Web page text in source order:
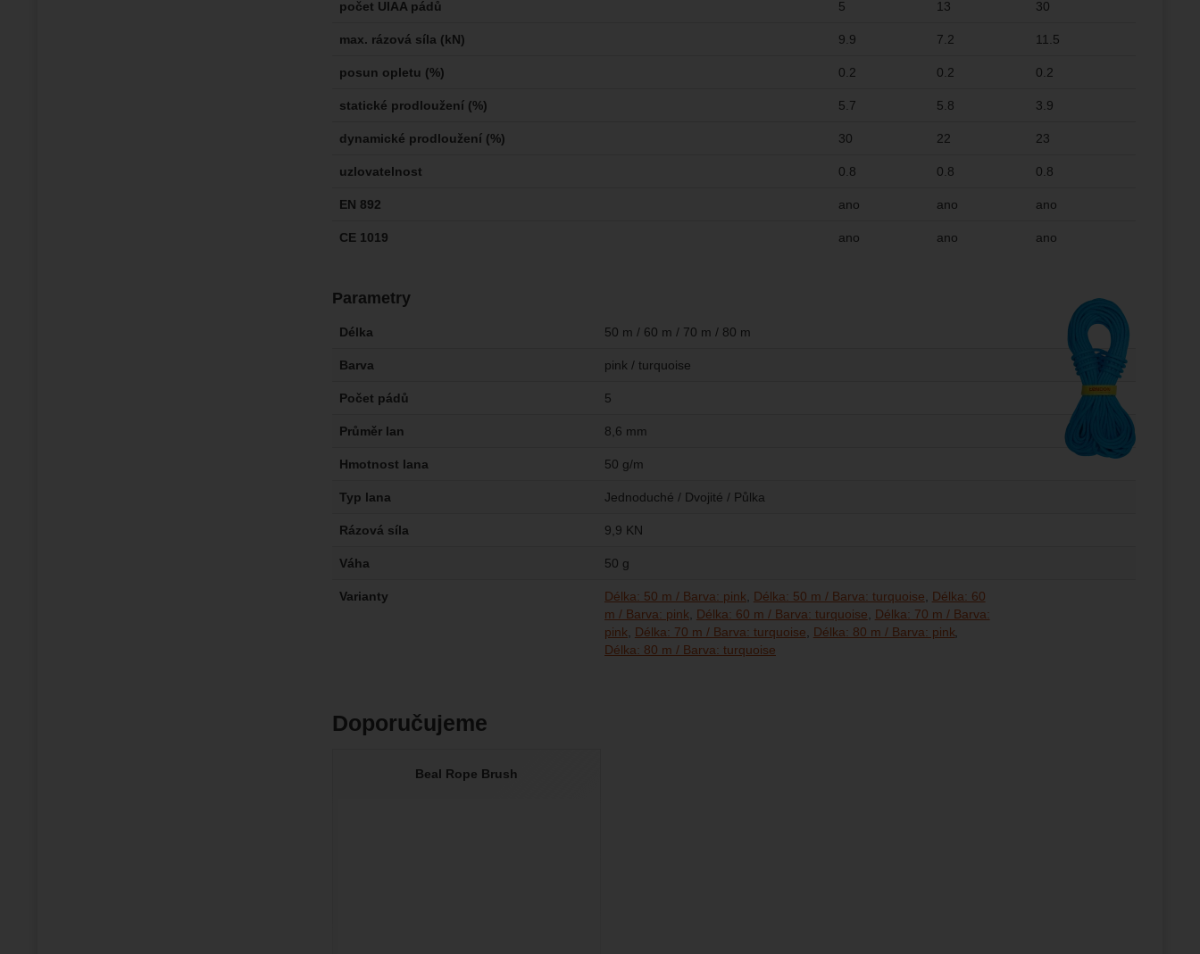
počet UIAA pádů 5 13 30
max. rázová síla (kN) 9.9 7.2 11.5
posun opletu (%) 0.2 0.2 0.2
statické prodloužení (%) 5.7 5.8 3.9
dynamické prodloužení (%) 30 22 23
uzlovatelnost 0.8 0.8 0.8
EN 892 ano ano ano
CE 1019 ano ano ano
Parametry
Délka 50 m / 60 m / 70 m / 80 m
Barva pink / turquoise
Počet pádů 5
Průměr lan 8,6 mm
Hmotnost lana 50 g/m
Typ lana Jednoduché / Dvojité / Půlka
Rázová síla 9,9 KN
Váha 50 g
Varianty Délka: 50 m / Barva: pink Délka: 50 m / Barva: turquoise
Délka: 60
m / Barva: pink
Délka: 60 m / Barva: turquoise
Délka: 70 m / Barva:
pink
Délka: 70 m / Barva: turquoise
Délka: 80 m / Barva: pink
Délka: 80 m / Barva: turquoise
Doporučujeme
Beal Rope Brush